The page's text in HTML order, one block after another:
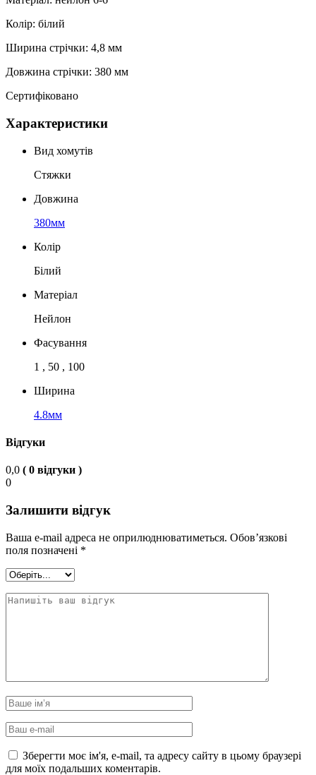
Колір: білий
Ширина стрічки: 4,8 мм
Довжина стрічки: 380 мм
Сертифіковано
Характеристики
Вид хомутів
Стяжки
Довжина
380мм
Колір
Білий
Матеріал
Нейлон
Фасування
1 , 50 , 100
Ширина
4.8мм
Відгуки
0,0 ( 0 відгуки )
0
Залишити відгук
Ваша e-mail адреса не оприлюднюватиметься. Обов’язкові
поля позначені *
Зберегти моє ім'я, e-mail, та адресу сайту в цьому браузері
для моїх подальших коментарів.